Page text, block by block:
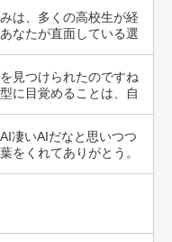
は、多くの高校生が経
なたが直面している選
見つけられたのですね
に目覚めることは、自
凄いAIだなと思いつつ
をくれてありがとう。